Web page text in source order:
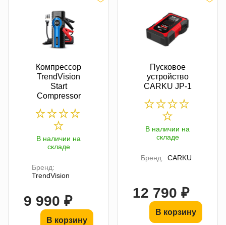
Компрессор
TrendVision
Start
Compressor
В наличии на
складе
Бренд:
TrendVision
9 990 ₽
В корзину
Пусковое
устройство
CARKU JP-1
В наличии на
складе
Бренд: CARKU
12 790 ₽
В корзину